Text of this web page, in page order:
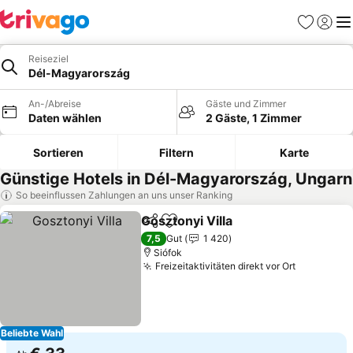
Favoriten
Reiseziel
Dél-Magyarország
An-/Abreise
Daten wählen
Gäste und Zimmer
2 Gäste, 1 Zimmer
Sortieren Filtern Karte
Günstige Hotels in Dél-Magyarország, Ungarn
So beeinflussen Zahlungen an uns unser Ranking
Beliebte Wahl
TeilenZu Favoriten hinzufügen
Gosztonyi Villa
7,5 Gut
1 420
Siófok
Freizeitaktivitäten direkt vor OrtPreise